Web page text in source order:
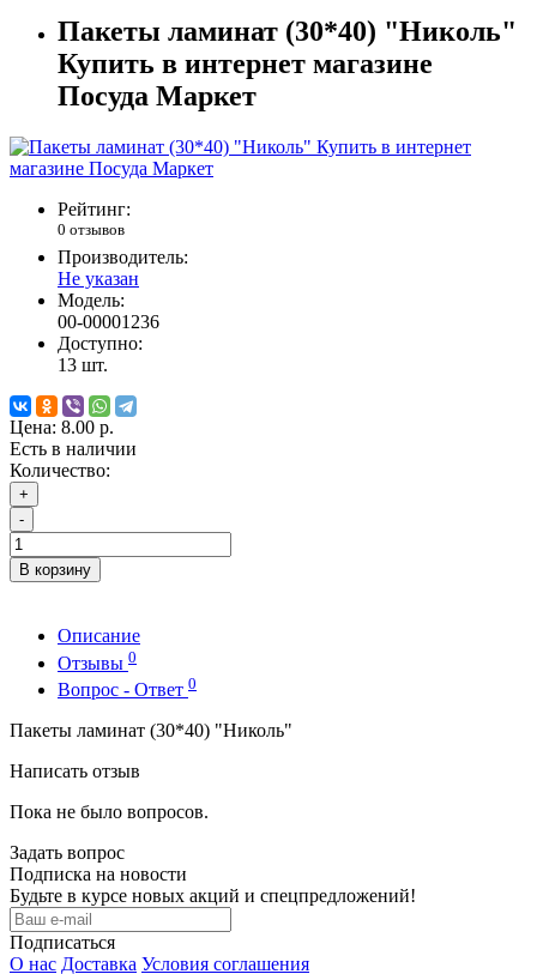
Пакеты ламинат (30*40) "Николь"
Купить в интернет магазине
Посуда Маркет
Рейтинг:
0 отзывов
Производитель:
Не указан
Модель:
00-00001236
Доступно:
13 шт.
Цена: 8.00 р.
Есть в наличии
Количество:
+
-
В корзину
Описание
Отзывы 0
Вопрос - Ответ 0
Пакеты ламинат (30*40) "Николь"
Написать отзыв
Пока не было вопросов.
Задать вопрос
Подписка на новости
Будьте в курсе новых акций и спецпредложений!
Подписаться
О нас Доставка Условия соглашения